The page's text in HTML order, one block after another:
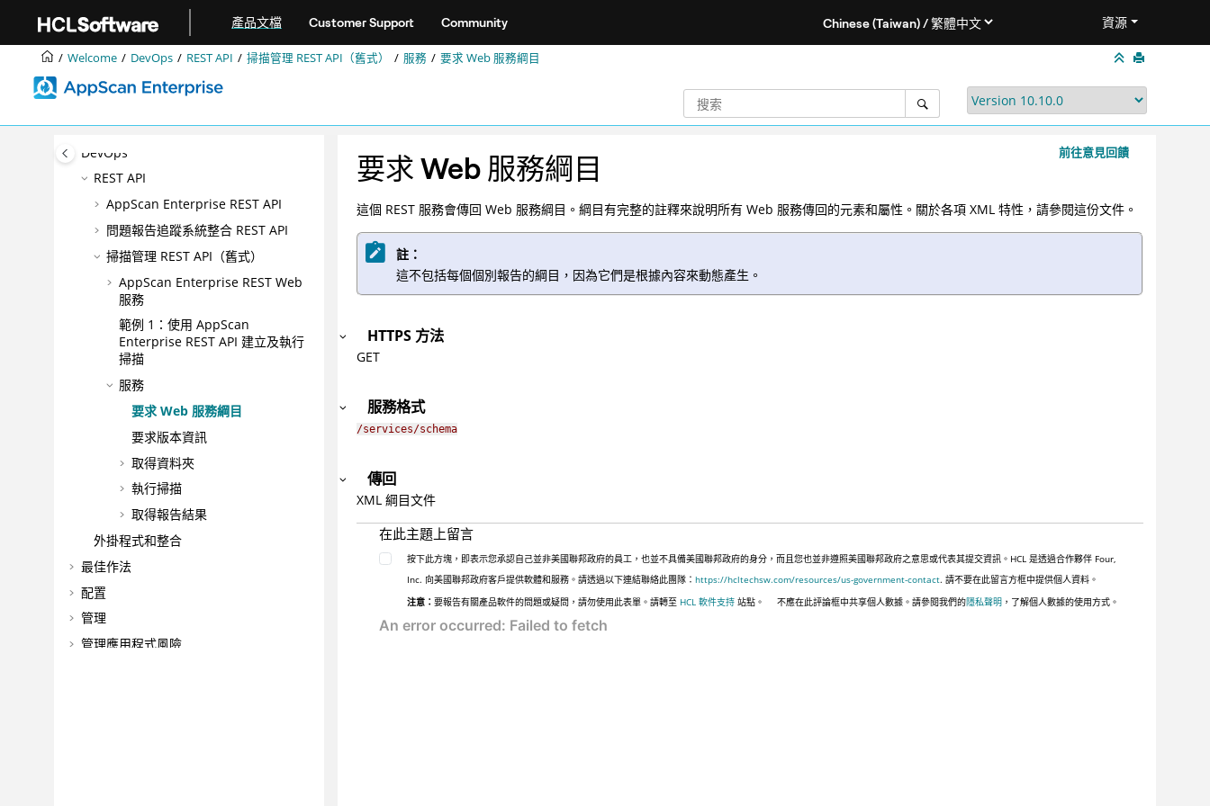
產品文檔 Customer Support Community 資源
Welcome DevOps REST API 掃描管理 REST API（舊式） 服務 要求 Web 服務綱目
企業的AppScan®無障礙功能
產品概觀
升級與移轉
整合
DevOps
REST API
AppScan Enterprise REST API
問題報告追蹤系統整合 REST API
掃描管理 REST API（舊式）
AppScan Enterprise REST Web
服務
範例 1：使用 AppScan
Enterprise REST API 建立及執行
掃描
服務
要求 Web 服務綱目
要求版本資訊
取得資料夾
執行掃描
取得報告結果
外掛程式和整合
最佳作法
配置
管理
管理應用程式風險
前往意見回饋
要求 Web 服務綱目
這個 REST 服務會傳回 Web 服務綱目。綱目有完整的註釋來說明所有 Web 服務傳回的元素和屬性。關於各項 XML 特性，請參閱這份文件。
註：
這不包括每個個別報告的綱目，因為它們是根據內容來動態產生。
HTTPS 方法
GET
服務格式
/services/schema
傳回
XML 綱目文件
在此主題上留言
按下此方塊，即表示您承認自己並非美國聯邦政府的員工，也並不具備美國聯邦政府的身分，而且您也並非遵照美國聯邦政府之意思或代表其提交資訊。HCL 是透過合作夥伴 Four,
Inc. 向美國聯邦政府客戶提供軟體和服務。請透過以下連結聯絡此團隊：https://hcltechsw.com/resources/us-government-contact. 請不要在此留言方框中提供個人資料。
注意：要報告有關產品軟件的問題或疑問，請勿使用此表單。請轉至 HCL 軟件支持 站點。 不應在此評論框中共享個人數據。請參閱我們的隱私聲明 ，了解個人數據的使用方式。